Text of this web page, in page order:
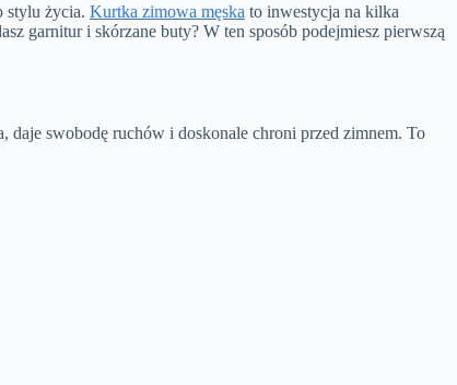
stylu życia. Kurtka zimowa męska to inwestycja na kilka
garnitur i skórzane buty? W ten sposób podejmiesz pierwszą
daje swobodę ruchów i doskonale chroni przed zimnem. To